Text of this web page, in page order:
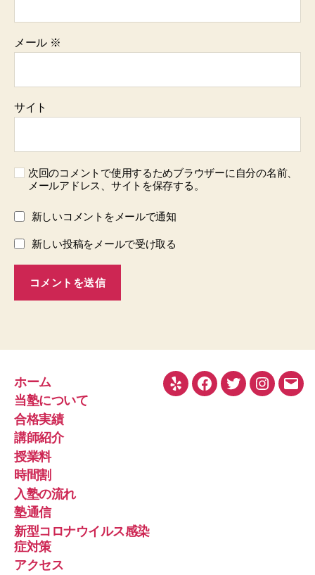
メール ※
サイト
次回のコメントで使用するためブラウザーに自分の名前、
メールアドレス、サイトを保存する。
新しいコメントをメールで通知
新しい投稿をメールで受け取る
ホーム
当塾について
合格実績
講師紹介
授業料
時間割
入塾の流れ
塾通信
新型コロナウイルス感染
症対策
アクセス
Yelp Facebook
Twitter
メ